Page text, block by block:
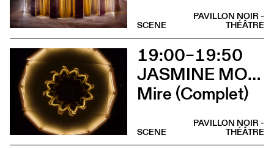
PAVILLON NOIR -
THÉÂTRE
SCENE
19:00–19:50
JASMINE MORAND
Mire (Complet)
PAVILLON NOIR -
THÉÂTRE
SCENE